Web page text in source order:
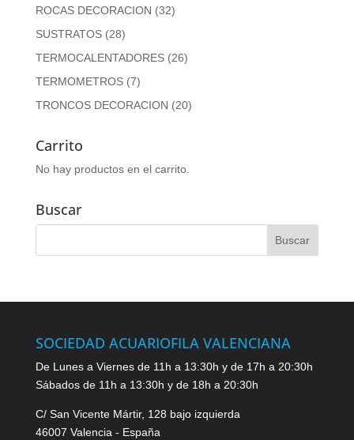
ROCAS DECORACION (32)
SUSTRATOS (28)
TERMOCALENTADORES (26)
TERMOMETROS (7)
TRONCOS DECORACION (20)
Carrito
No hay productos en el carrito.
Buscar
SOCIEDAD ACUARIOFILA VALENCIANA
De Lunes a Viernes de 11h a 13:30h y de 17h a 20:30h
Sábados de 11h a 13:30h y de 18h a 20:30h
C/ San Vicente Mártir, 128 bajo izquierda
46007 Valencia - España